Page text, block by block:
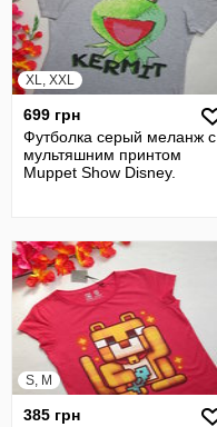
XL, XXL
699 грн
Футболка серый меланж с
мультяшним принтом
Muppet Show Disney.
S, M
385 грн